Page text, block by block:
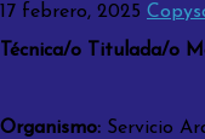
17 febrero, 2025
Técnica/o Titulada/o
Organismo: Servicio